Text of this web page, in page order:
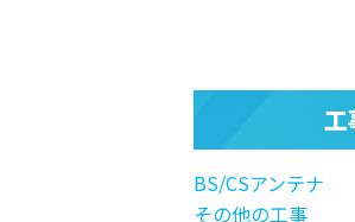
工
BS/CSアンテナ
その他の工事